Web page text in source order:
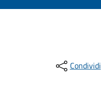
Condividi